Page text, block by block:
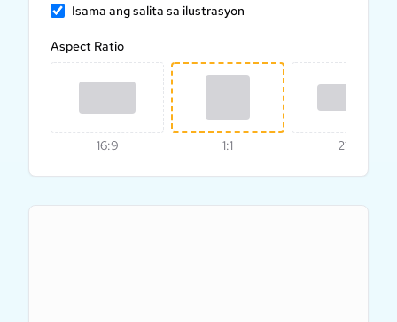
Isama ang salita sa ilustrasyon
Aspect Ratio
16:9 1:1 21:9